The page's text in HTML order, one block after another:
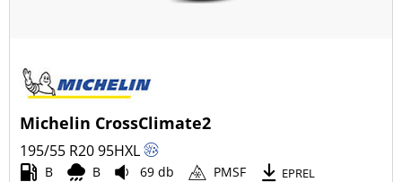
Michelin CrossClimate2
195/55 R2095HXL
B B 69 db PMSF EPREL